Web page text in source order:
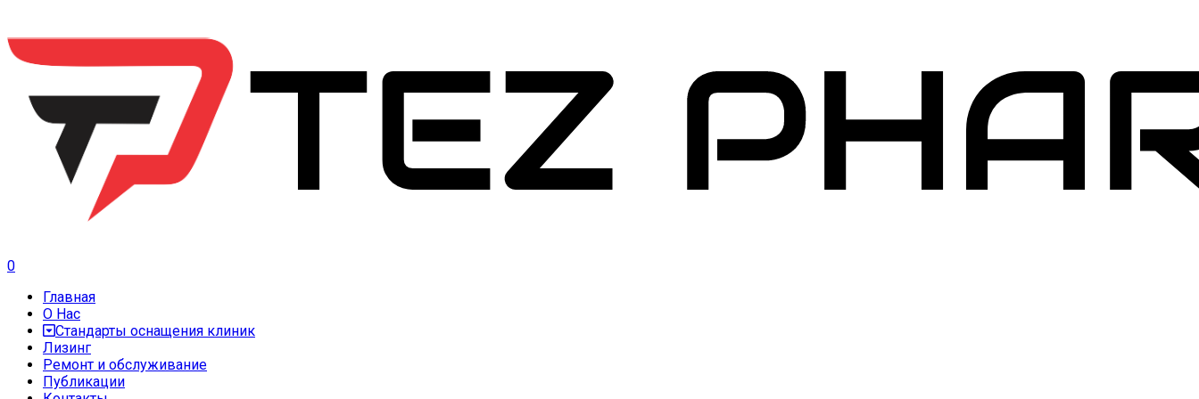
0
Главная
О Нас
Стандарты оснащения клиник
Лизинг
Ремонт и обслуживание
Публикации